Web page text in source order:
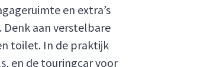
en extra’s
aan verstelbare
toilet. In de praktijk
en de touringcar voor